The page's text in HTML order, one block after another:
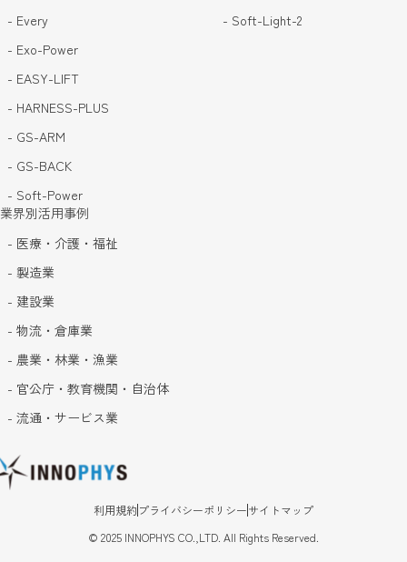
- Every
- Exo-Power
- EASY-LIFT
- HARNESS-PLUS
- GS-ARM
- GS-BACK
- Soft-Power
- Soft-Light-2
業界別活用事例
- 医療・介護・福祉
- 製造業
- 建設業
- 物流・倉庫業
- 農業・林業・漁業
- 官公庁・教育機関・自治体
- 流通・サービス業
利用規約 プライバシーポリシーサイトマップ
© 2025 INNOPHYS CO.,LTD. All Rights Reserved.